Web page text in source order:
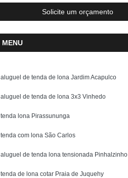
Solicite um orçamento
MENU
aluguel de tenda de lona Jardim Acapulco
aluguel de tenda de lona 3x3 Vinhedo
tenda lona Pirassununga
tenda com lona São Carlos
aluguel de tenda lona tensionada Pinhalzinho
tenda de lona cotar Praia de Juquehy